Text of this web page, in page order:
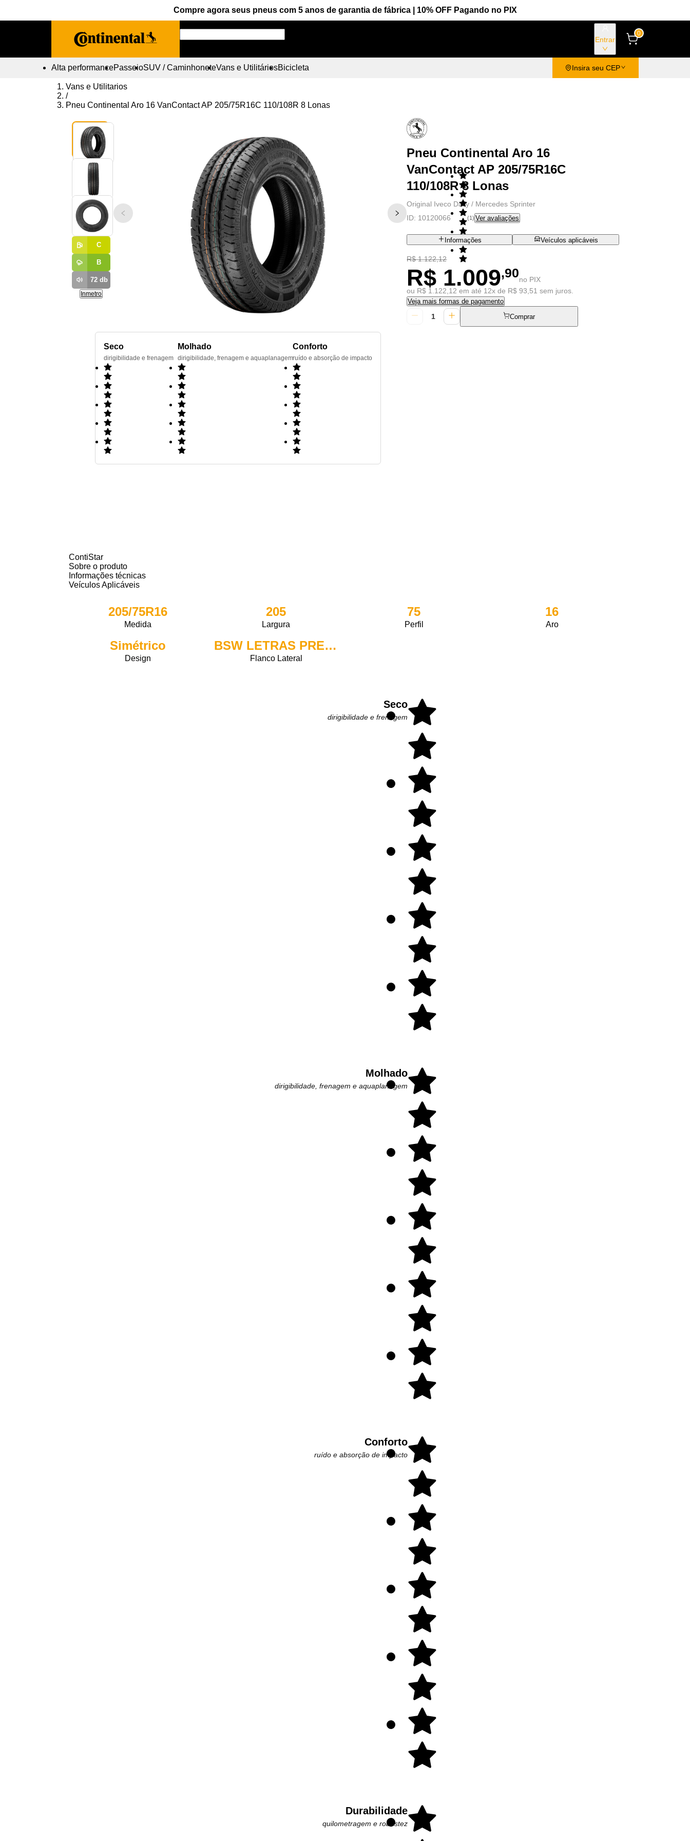
Compre agora seus pneus com 5 anos de garantia de fábrica | 10% OFF Pagando no PIX
Entrar
0
Alta performancePasseioSUV / CaminhoneteVans e UtilitáriosBicicleta Insira seu CEP
Vans e Utilitarios
/
Pneu Continental Aro 16 VanContact AP 205/75R16C 110/108R 8 Lonas
C
B
72db
Inmetro
Seco
dirigibilidade e frenagem
Molhado
dirigibilidade, frenagem e aquaplanagem
Conforto
ruído e absorção de impacto
Pneu Continental Aro 16
VanContact AP 205/75R16C
110/108R 8 Lonas
Original Iveco Daily / Mercedes Sprinter
ID: 10120066 (1) Ver avaliações
Informações Veículos aplicáveis
R$ 1.122,12
R$ 1.009,90no PIX
ou R$ 1.122,12 em até 12x de R$ 93,51 sem juros.
Veja mais formas de pagamento
Comprar
ContiStar
Sobre o produto
Informações técnicas
Veículos Aplicáveis
205/75R16
Medida
205
Largura
75
Perfil
16
Aro
Simétrico
Design
BSW LETRAS PRETAS
Flanco Lateral
Seco
dirigibilidade e frenagem
Molhado
dirigibilidade, frenagem e aquaplanagem
Conforto
ruído e absorção de impacto
Durabilidade
quilometragem e robustez